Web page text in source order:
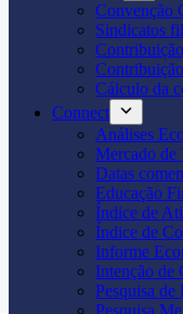
Convenção
Sindicatos
Cálculo da
Connect
Análises
Mercado de
Datas
Educação
Índice de
Índice de
Informe
Intenção de
Pesquisa
Pesquisa